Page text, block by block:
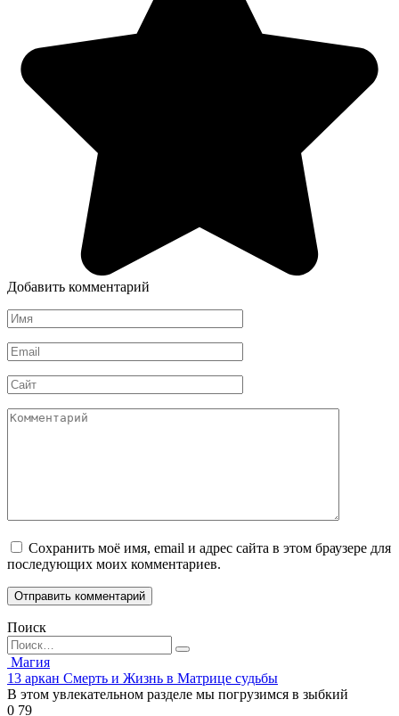
Добавить комментарий
Имя
*
Email
*
Сайт
Комментарий
Сохранить моё имя, email и адрес сайта в этом браузере для
последующих моих комментариев.
Поиск
Search
for:
Магия
13 аркан Смерть и Жизнь в Матрице судьбы
В этом увлекательном разделе мы погрузимся в зыбкий
0 79